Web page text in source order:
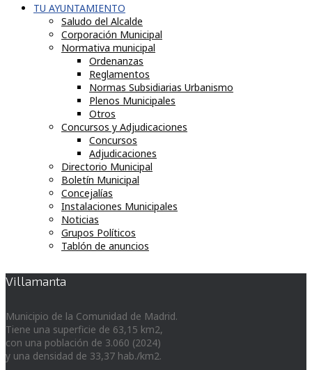
TU AYUNTAMIENTO
Saludo del Alcalde
Corporación Municipal
Normativa municipal
Ordenanzas
Reglamentos
Normas Subsidiarias Urbanismo
Plenos Municipales
Otros
Concursos y Adjudicaciones
Concursos
Adjudicaciones
Directorio Municipal
Boletín Municipal
Concejalías
Instalaciones Municipales
Noticias
Grupos Políticos
Tablón de anuncios
Villamanta
Municipio de la Comunidad de Madrid.
Tiene una superficie de 63,15 km2,
con una población de 3.060 (2024)
y una densidad de 33,37 hab./km2.